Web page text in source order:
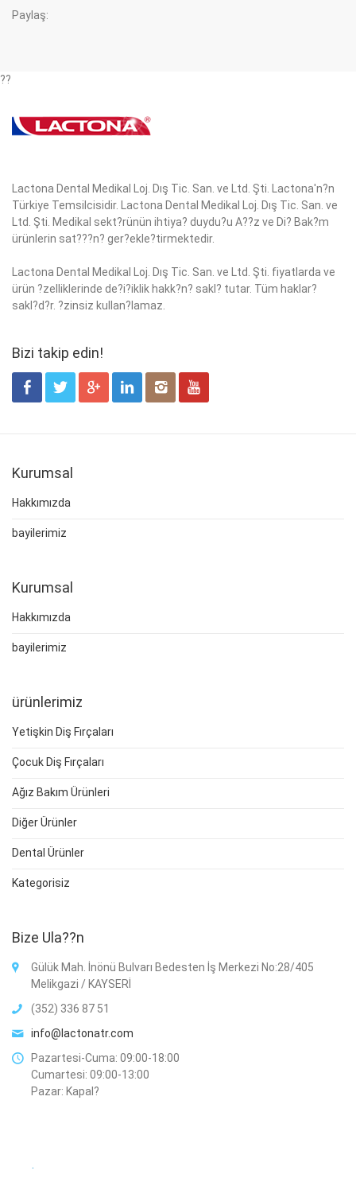
Paylaş:
??
Lactona Dental Medikal Loj. Dış Tic. San. ve Ltd. Şti. Lactona'n?n
Türkiye Temsilcisidir. Lactona Dental Medikal Loj. Dış Tic. San. ve
Ltd. Şti. Medikal sekt?rünün ihtiya? duydu?u A??z ve Di? Bak?m
ürünlerin sat???n? ger?ekle?tirmektedir.
Lactona Dental Medikal Loj. Dış Tic. San. ve Ltd. Şti. fiyatlarda ve
ürün ?zelliklerinde de?i?iklik hakk?n? sakl? tutar. Tüm haklar?
sakl?d?r. ?zinsiz kullan?lamaz.
Bizi takip edin!
Kurumsal
Hakkımızda
bayilerimiz
Kurumsal
Hakkımızda
bayilerimiz
ürünlerimiz
Yetişkin Diş Fırçaları
Çocuk Diş Fırçaları
Ağız Bakım Ürünleri
Diğer Ürünler
Dental Ürünler
Kategorisiz
Bize Ula??n
Gülük Mah. İnönü Bulvarı Bedesten İş Merkezi No:28/405
Melikgazi / KAYSERİ
(352) 336 87 51
info@lactonatr.com
Pazartesi-Cuma: 09:00-18:00
Cumartesi: 09:00-13:00
Pazar: Kapal?